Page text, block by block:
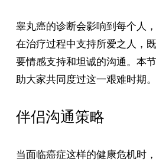
睾丸癌的诊断会影响到每个人
在治疗过程中支持所爱之人，
要情感支持和坦诚的沟通。本
助大家共同度过这一艰难时期。
伴侣沟通策略
当面临癌症这样的健康危机时